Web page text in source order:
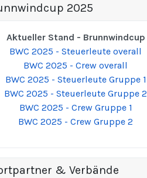
2025
Aktueller Stand - Brunnwindcup
BWC 2025 - Steuerleute overall
BWC 2025 - Crew overall
BWC 2025 - Steuerleute Gruppe 1
BWC 2025 - Steuerleute Gruppe 2
BWC 2025 - Crew Gruppe 1
BWC 2025 - Crew Gruppe 2
& Verbände